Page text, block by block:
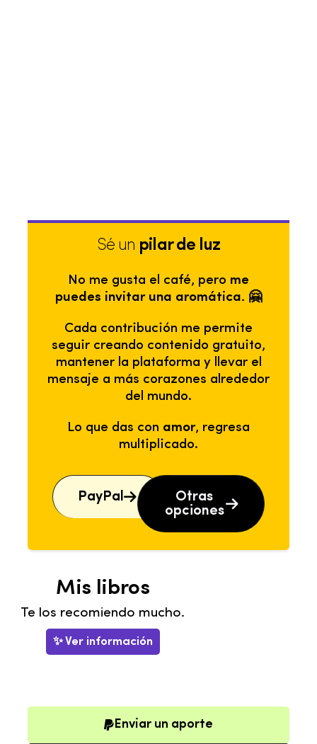
Sé un pilar de luz
No me gusta el café, pero me
puedes invitar una aromática. 🤗
Cada contribución me permite
seguir creando contenido gratuito,
mantener la plataforma y llevar el
mensaje a más corazones alrededor
del mundo.
Lo que das con amor, regresa
multiplicado.
PayPal
Otras
opciones
Mis libros
Te los recomiendo mucho.
✨ Ver información
Enviar un aporte